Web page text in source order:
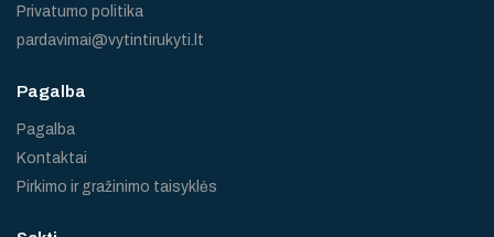
Privatumo politika
pardavimai@vytintirukyti.lt
Pagalba
Pagalba
Kontaktai
Pirkimo ir gražinimo taisyklės